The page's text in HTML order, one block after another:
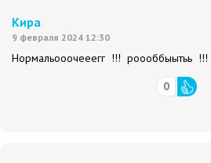
Кира
9 февраля 2024 12:30
Нормальооочееегг !!! роооббыытьь !!!
0